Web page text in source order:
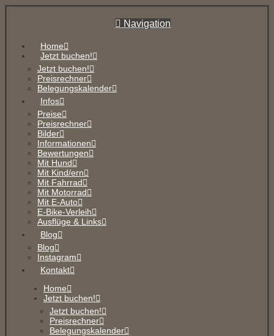
Navigation
Home
Jetzt buchen!
Jetzt buchen!
Preisrechner
Belegungskalender
Infos
Preise
Preisrechner
Bilder
Informationen
Bewertungen
Mit Hund
Mit Kind/ern
Mit Fahrrad
Mit Motorrad
Mit E-Auto
E-Bike-Verleih
Ausflüge & Links
Blog
Blog
Instagram
Kontakt
Home
Jetzt buchen!
Jetzt buchen!
Preisrechner
Belegungskalender